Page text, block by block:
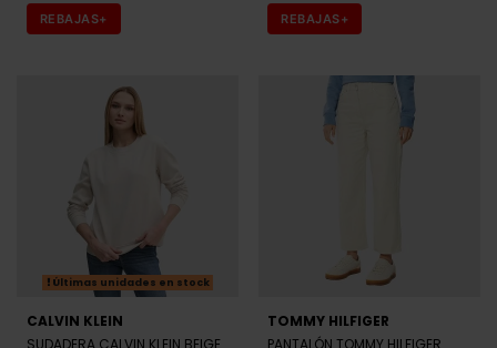
REBAJAS+ REBAJAS+
Últimas unidades en stock
CALVIN KLEIN
SUDADERA CALVIN KLEIN BEIGE
TOMMY HILFIGER
PANTALÓN TOMMY HILFIGER